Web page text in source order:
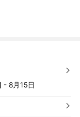
- 8月15日